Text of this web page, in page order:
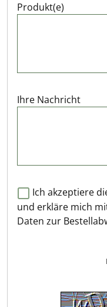
Produkt(e)
Ihre Nachricht
Ich akzeptiere
und erkläre mich
Daten zur